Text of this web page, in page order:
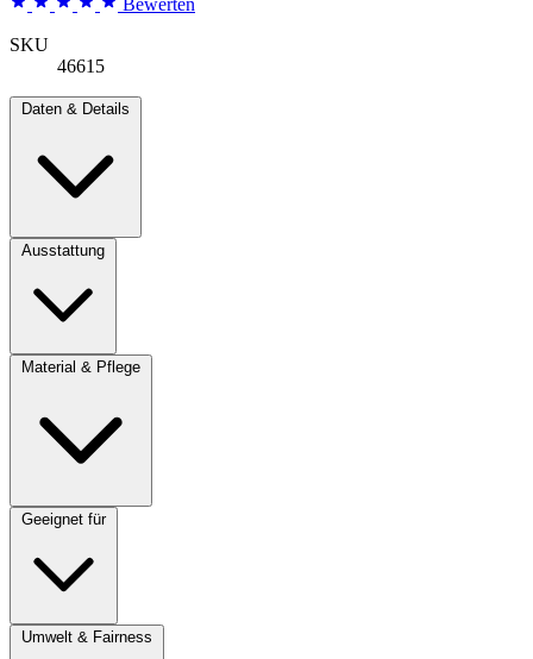
SKU
46615
Daten & Details
Ausstattung
Material & Pflege
Geeignet für
Umwelt & Fairness